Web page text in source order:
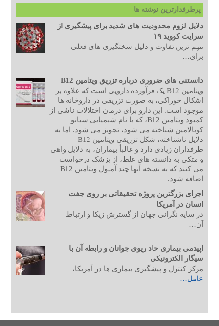
پرطرفدارترین نوشته ها
دلایل لزوم محدودیت های شدید برای پیشگیری از
سرایت کووید ۱۹
مهم ترین تفاوت و دلیل سختگیری های فعلی
برای…
دانستنی های ضروری درباره تزریق ویتامین B12
ویتامین B12 یک فرآورده دارویی است که علاوه بر
اشکال خوراکی، به صورت تزریقی در داروخانه ها
موجود است. این دارو برای درمان اختلالات ناشی از
کمبود ویتامین B12، که با نام شیمیایی سیانو
کوبالامین شناخته می شود، تجویز می شود. اما به
دلایل ناشناخته، شکل تزریقی ویتامین B12
طرفداران زیادی دارد و غالبأ بیماران، به دلایل واهی
و متکی به دانسته های غلط، از پزشک درخواست
می کنند که به نسخه آنها چند آمپول ویتامین B12
اضافه شود.
اجرای بزرگترین پروژه تحقیقاتی بر روی جفت
انسان در آمریکا
در سایه نگرانی جهان از گسترش زیکا و ارتباط
آن…
اپیدمی بیماری حاد ریوی جوانان و رابطه آن با
سیگار الکترونیکی
مرکز کنترل و پیشگیری بیماری ها در آمریکا،
عامل…